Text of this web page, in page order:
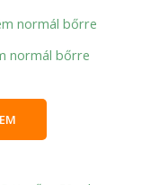
normál bőrre